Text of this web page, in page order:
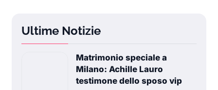
Ultime Notizie
Matrimonio speciale a
Milano: Achille Lauro
testimone dello sposo vip